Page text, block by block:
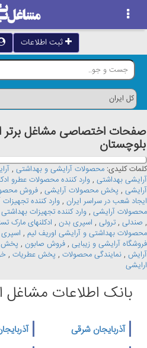
ثبت اطلاعات
صفحات اختصاصی مشاغل برتر
بلوچستان
کلمات کلیدی: محصولات آرایشی و بهداشتی ,
آرایشی بهداشتی , وارد کننده محصولات عطرو
آرایشی , پخش محصولات آرایشی , فروش
ایجاد شعب در سراسر ایران , وارد کننده
محصولات آرایشی , وارد کننده تجهیزات بهداشتی
, صندلی , ترولی , اسپری بدن , ادکلنهای مارک
محصولات بهداشتی و آرایشی اوریف لیم ,
فروشگاه آرایشی و زیبایی , فروش صابون , پخش
آرایش , نمایندگی محصولات , پخش عطریات ,
ارایشی
بانک اطلاعات مشاغل
آذربایجان شرقی